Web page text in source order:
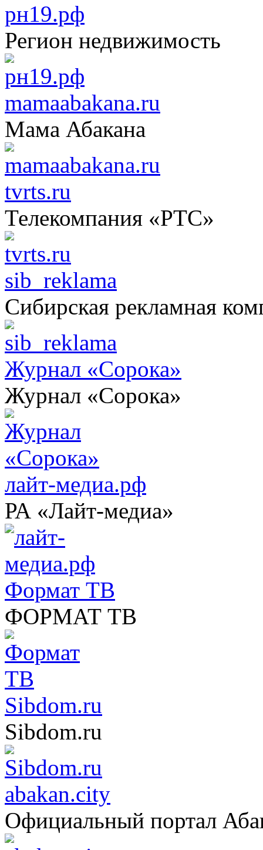
рн19.рф
Регион недвижимость
mamaabakana.ru
Мама Абакана
tvrts.ru
Телекомпания «РТС»
sib_reklama
Сибирская рекламная
Журнал «Сорока»
Журнал «Сорока»
лайт-медиа.рф
РА «Лайт-медиа»
Формат ТВ
ФОРМАТ ТВ
Sibdom.ru
Sibdom.ru
abakan.city
Официальный портал